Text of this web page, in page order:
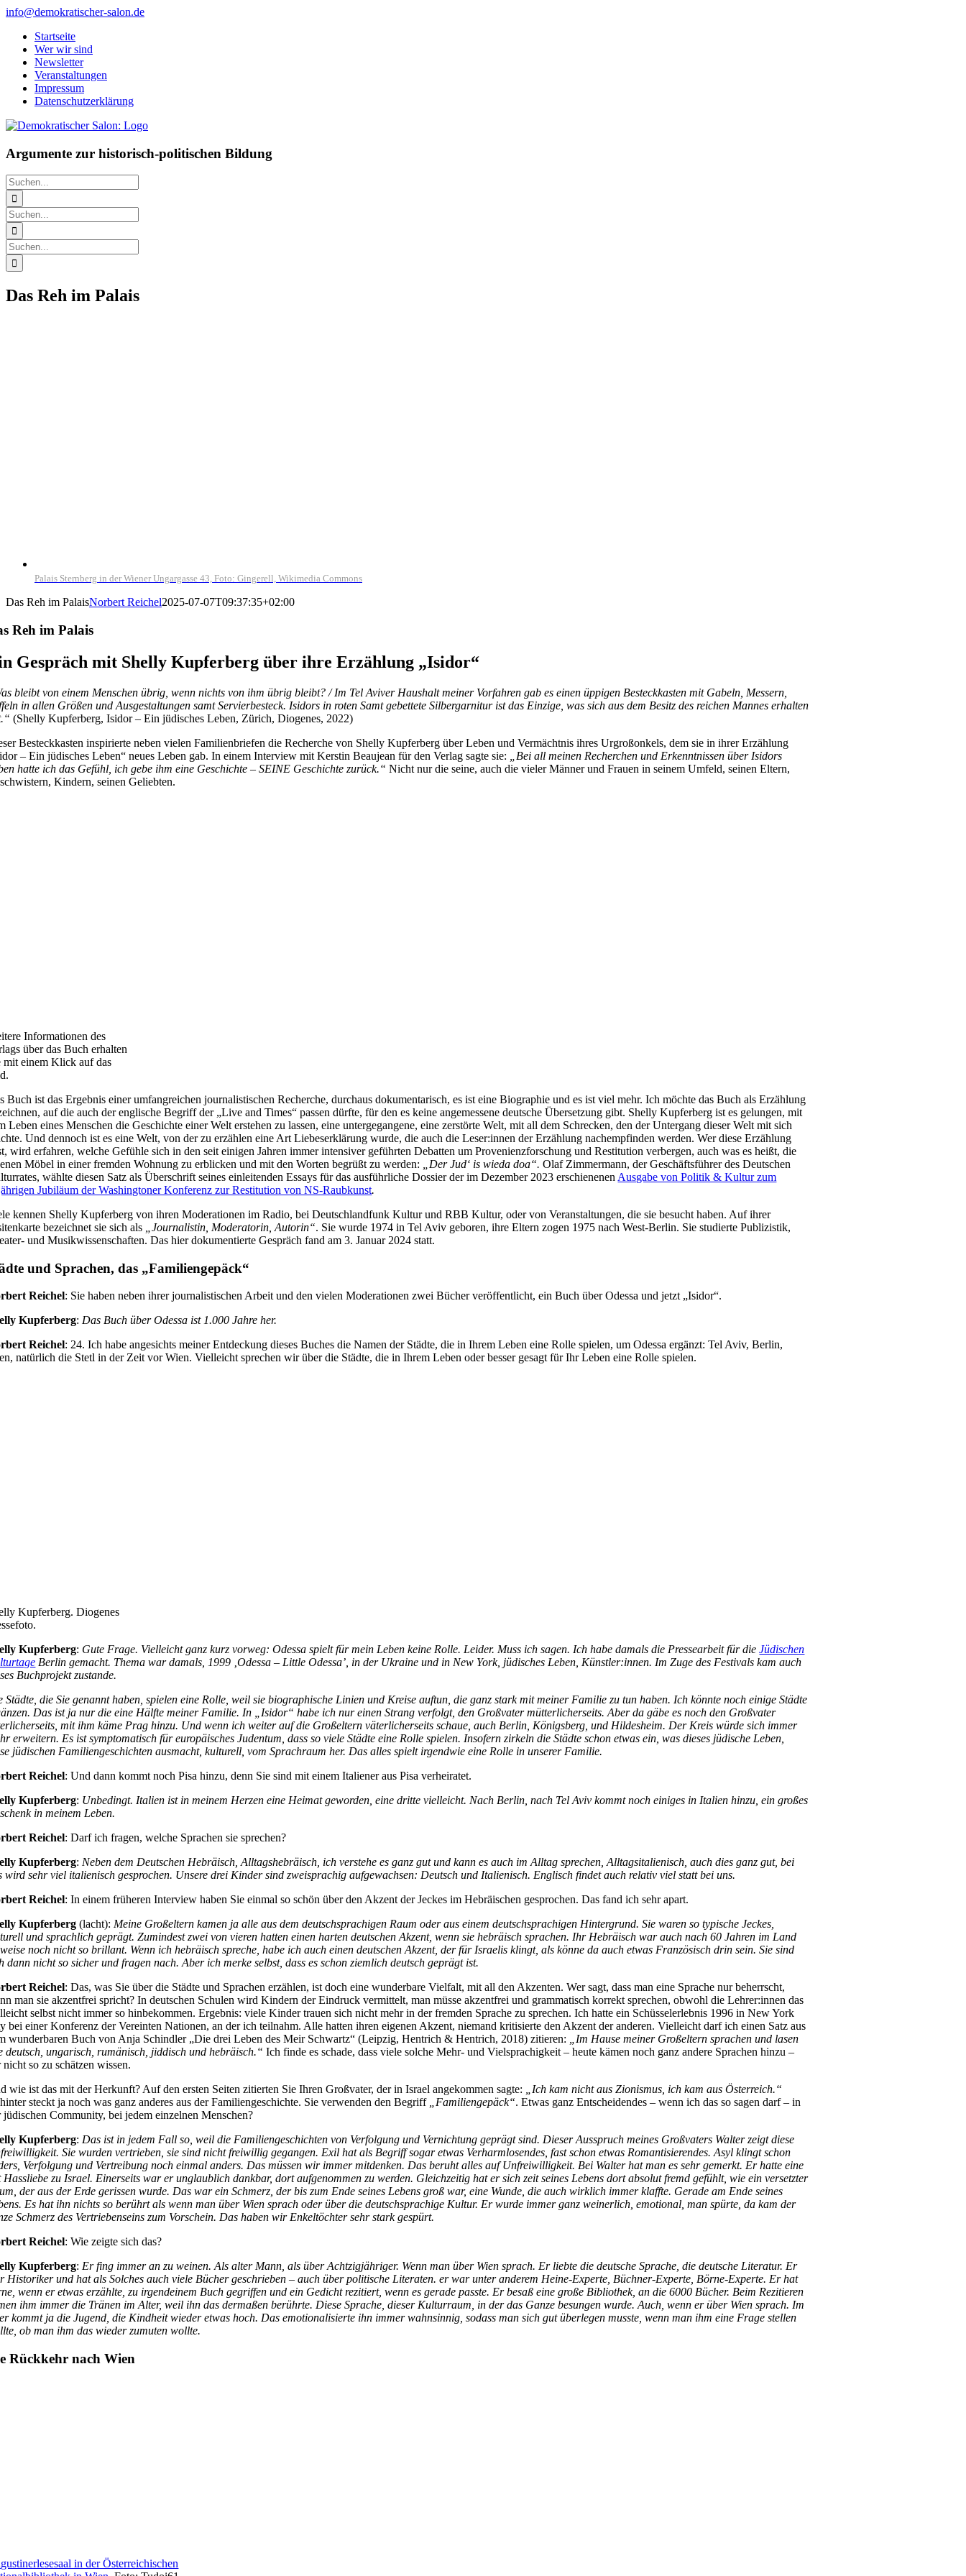
Zum
springen
info@demokratischer-salon.de
Startseite
Wer wir sind
Newsletter
Veranstaltungen
Impressum
Datenschutzerklärung
Argumente zur historisch-politischen Bildung
Suche
nach:
Suche
nach:
Suche
nach:
Das Reh im Palais
Palais Sternberg in der Wiener Ungargasse 43, Foto: Gingerell, Wikimedia Commons
Das Reh im PalaisNorbert Reichel2025-07-07T09:37:35+02:00
Reh im Palais
Gespräch mit Shelly Kupferberg über ihre Erzählung „Isidor“
bleibt von einem Menschen übrig, wenn nichts von ihm übrig bleibt? / Im Tel Aviver Haushalt meiner Vorfahren gab es einen üppigen Besteckkasten mit Gabeln, Messern,
in allen Größen und Ausgestaltungen samt Servierbesteck. Isidors in roten Samt gebettete Silbergarnitur ist das Einzige, was sich aus dem Besitz des reichen Mannes erhalten
(Shelly Kupferberg, Isidor – Ein jüdisches Leben, Zürich, Diogenes, 2022)
Besteckkasten inspirierte neben vielen Familienbriefen die Recherche von Shelly Kupferberg über Leben und Vermächtnis ihres Urgroßonkels, dem sie in ihrer Erzählung
– Ein jüdisches Leben“ neues Leben gab. In einem Interview mit Kerstin Beaujean für den Verlag sagte sie:
„Bei all meinen Recherchen und Erkenntnissen über Isidors
hatte ich das Gefühl, ich gebe ihm eine Geschichte – SEINE Geschichte zurück.“Nicht nur die seine, auch die vieler Männer und Frauen in seinem Umfeld, seinen Eltern,
Kindern, seinen Geliebten.
Informationen des
über das Buch erhalten
mit einem Klick auf das
Buch ist das Ergebnis einer umfangreichen journalistischen Recherche, durchaus dokumentarisch, es ist eine Biographie und es ist viel mehr. Ich möchte das Buch als Erzählung
auf die auch der englische Begriff der „Live and Times“ passen dürfte, für den es keine angemessene deutsche Übersetzung gibt. Shelly Kupferberg ist es gelungen, mit
Leben eines Menschen die Geschichte einer Welt erstehen zu lassen, eine untergegangene, eine zerstörte Welt, mit all dem Schrecken, den der Untergang dieser Welt mit sich
Und dennoch ist es eine Welt, von der zu erzählen eine Art Liebeserklärung wurde, die auch die Leser:innen der Erzählung nachempfinden werden. Wer diese Erzählung
wird erfahren, welche Gefühle sich in den seit einigen Jahren immer intensiver geführten Debatten um Provenienzforschung und Restitution verbergen, auch was es heißt, die
Möbel in einer fremden Wohnung zu erblicken und mit den Worten begrüßt zu werden:
„Der Jud‘ is wieda doa“. Olaf Zimmermann, der Geschäftsführer des Deutschen
wählte diesen Satz als Überschrift seines einleitenden Essays für das ausführliche Dossier der im Dezember 2023 erschienenen Ausgabe von Politik & Kultur zum
Jubiläum der Washingtoner Konferenz zur Restitution von NS-Raubkunst.
kennen Shelly Kupferberg von ihren Moderationen im Radio, bei Deutschlandfunk Kultur und RBB Kultur, oder von Veranstaltungen, die sie besucht haben. Auf ihrer
bezeichnet sie sich als
„Journalistin, Moderatorin, Autorin“. Sie wurde 1974 in Tel Aviv geboren, ihre Eltern zogen 1975 nach West-Berlin. Sie studierte Publizistik,
und Musikwissenschaften. Das hier dokumentierte Gespräch fand am 3. Januar 2024 statt.
und Sprachen, das „Familiengepäck“
Reichel: Sie haben neben ihrer journalistischen Arbeit und den vielen Moderationen zwei Bücher veröffentlicht, ein Buch über Odessa und jetzt „Isidor“.
Kupferberg: Das Buch über Odessa ist 1.000 Jahre her.
Reichel: 24. Ich habe angesichts meiner Entdeckung dieses Buches die Namen der Städte, die in Ihrem Leben eine Rolle spielen, um Odessa ergänzt: Tel Aviv, Berlin,
natürlich die Stetl in der Zeit vor Wien. Vielleicht sprechen wir über die Städte, die in Ihrem Leben oder besser gesagt für Ihr Leben eine Rolle spielen.
Kupferberg. Diogenes
Kupferberg: Gute Frage. Vielleicht ganz kurz vorweg: Odessa spielt für mein Leben keine Rolle. Leider. Muss ich sagen. Ich habe damals die Pressearbeit für dieJüdischen
Berlin gemacht. Thema war damals, 1999 ‚Odessa – Little Odessa’, in der Ukraine und in New York, jüdisches Leben, Künstler:innen. Im Zuge des Festivals kam auch
Buchprojekt zustande.
Städte, die Sie genannt haben, spielen eine Rolle, weil sie biographische Linien und Kreise auftun, die ganz stark mit meiner Familie zu tun haben. Ich könnte noch einige Städte
Das ist ja nur die eine Hälfte meiner Familie. In „Isidor“ habe ich nur einen Strang verfolgt, den Großvater mütterlicherseits. Aber da gäbe es noch den Großvater
mit ihm käme Prag hinzu. Und wenn ich weiter auf die Großeltern väterlicherseits schaue, auch Berlin, Königsberg, und Hildesheim. Der Kreis würde sich immer
erweitern. Es ist symptomatisch für europäisches Judentum, dass so viele Städte eine Rolle spielen. Insofern zirkeln die Städte schon etwas ein, was dieses jüdische Leben,
jüdischen Familiengeschichten ausmacht, kulturell, vom Sprachraum her. Das alles spielt irgendwie eine Rolle in unserer Familie.
Reichel: Und dann kommt noch Pisa hinzu, denn Sie sind mit einem Italiener aus Pisa verheiratet.
Kupferberg: Unbedingt. Italien ist in meinem Herzen eine Heimat geworden, eine dritte vielleicht. Nach Berlin, nach Tel Aviv kommt noch einiges in Italien hinzu, ein großes
in meinem Leben.
Reichel: Darf ich fragen, welche Sprachen sie sprechen?
Kupferberg: Neben dem Deutschen Hebräisch, Alltagshebräisch, ich verstehe es ganz gut und kann es auch im Alltag sprechen, Alltagsitalienisch, auch dies ganz gut, bei
wird sehr viel italienisch gesprochen. Unsere drei Kinder sind zweisprachig aufgewachsen: Deutsch und Italienisch. Englisch findet auch relativ viel statt bei uns.
Reichel: In einem früheren Interview haben Sie einmal so schön über den Akzent der Jeckes im Hebräischen gesprochen. Das fand ich sehr apart.
Kupferberg (lacht): Meine Großeltern kamen ja alle aus dem deutschsprachigen Raum oder aus einem deutschsprachigen Hintergrund. Sie waren so typische Jeckes,
und sprachlich geprägt. Zumindest zwei von vieren hatten einen harten deutschen Akzent, wenn sie hebräisch sprachen. Ihr Hebräisch war auch nach 60 Jahren im Land
noch nicht so brillant. Wenn ich hebräisch spreche, habe ich auch einen deutschen Akzent, der für Israelis klingt, als könne da auch etwas Französisch drin sein. Sie sind
dann nicht so sicher und fragen nach. Aber ich merke selbst, dass es schon ziemlich deutsch geprägt ist.
Reichel: Das, was Sie über die Städte und Sprachen erzählen, ist doch eine wunderbare Vielfalt, mit all den Akzenten. Wer sagt, dass man eine Sprache nur beherrscht,
man sie akzentfrei spricht? In deutschen Schulen wird Kindern der Eindruck vermittelt, man müsse akzentfrei und grammatisch korrekt sprechen, obwohl die Lehrer:innen das
selbst nicht immer so hinbekommen. Ergebnis: viele Kinder trauen sich nicht mehr in der fremden Sprache zu sprechen. Ich hatte ein Schüsselerlebnis 1996 in New York
bei einer Konferenz der Vereinten Nationen, an der ich teilnahm. Alle hatten ihren eigenen Akzent, niemand kritisierte den Akzent der anderen. Vielleicht darf ich einen Satz aus
wunderbaren Buch von Anja Schindler „Die drei Leben des Meir Schwartz“ (Leipzig, Hentrich & Hentrich, 2018) zitieren:
„Im Hause meiner Großeltern sprachen und lasen
deutsch, ungarisch, rumänisch, jiddisch und hebräisch.“ Ich finde es schade, dass viele solche Mehr- und Vielsprachigkeit – heute kämen noch ganz andere Sprachen hinzu –
nicht so zu schätzen wissen.
wie ist das mit der Herkunft? Auf den ersten Seiten zitierten Sie Ihren Großvater, der in Israel angekommen sagte:
„Ich kam nicht aus Zionismus, ich kam aus Österreich.“
steckt ja noch was ganz anderes aus der Familiengeschichte. Sie verwenden den Begriff
„Familiengepäck“. Etwas ganz Entscheidendes – wenn ich das so sagen darf – in
jüdischen Community, bei jedem einzelnen Menschen?
Kupferberg: Das ist in jedem Fall so, weil die Familiengeschichten von Verfolgung und Vernichtung geprägt sind. Dieser Ausspruch meines Großvaters Walter zeigt diese
Sie wurden vertrieben, sie sind nicht freiwillig gegangen. Exil hat als Begriff sogar etwas Verharmlosendes, fast schon etwas Romantisierendes. Asyl klingt schon
Verfolgung und Vertreibung noch einmal anders. Das müssen wir immer mitdenken. Das beruht alles auf Unfreiwilligkeit. Bei Walter hat man es sehr gemerkt. Er hatte eine
Hassliebe zu Israel. Einerseits war er unglaublich dankbar, dort aufgenommen zu werden. Gleichzeitig hat er sich zeit seines Lebens dort absolut fremd gefühlt, wie ein versetzter
der aus der Erde gerissen wurde. Das war ein Schmerz, der bis zum Ende seines Lebens groß war, eine Wunde, die auch wirklich immer klaffte. Gerade am Ende seines
Es hat ihn nichts so berührt als wenn man über Wien sprach oder über die deutschsprachige Kultur. Er wurde immer ganz weinerlich, emotional, man spürte, da kam der
Schmerz des Vertriebenseins zum Vorschein. Das haben wir Enkeltöchter sehr stark gespürt.
Reichel: Wie zeigte sich das?
Kupferberg: Er fing immer an zu weinen. Als alter Mann, als über Achtzigjähriger. Wenn man über Wien sprach. Er liebte die deutsche Sprache, die deutsche Literatur. Er
Historiker und hat als Solches auch viele Bücher geschrieben – auch über politische Literaten. er war unter anderem Heine-Experte, Büchner-Experte, Börne-Experte. Er hat
wenn er etwas erzählte, zu irgendeinem Buch gegriffen und ein Gedicht rezitiert, wenn es gerade passte. Er besaß eine große Bibliothek, an die 6000 Bücher. Beim Rezitieren
ihm immer die Tränen im Alter, weil ihn das dermaßen berührte. Diese Sprache, dieser Kulturraum, in der das Ganze besungen wurde. Auch, wenn er über Wien sprach. Im
kommt ja die Jugend, die Kindheit wieder etwas hoch. Das emotionalisierte ihn immer wahnsinnig, sodass man sich gut überlegen musste, wenn man ihm eine Frage stellen
ob man ihm das wieder zumuten wollte.
Rückkehr nach Wien
in der Österreichischen